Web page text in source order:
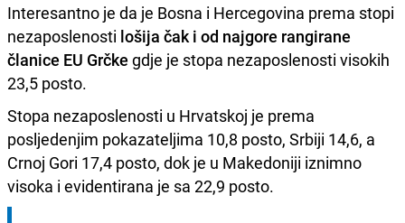
Interesantno je da je Bosna i Hercegovina prema stopi
nezaposlenosti lošija čak i od najgore rangirane
članice EU Grčke gdje je stopa nezaposlenosti visokih
23,5 posto.
Stopa nezaposlenosti u Hrvatskoj je prema
posljedenjim pokazateljima 10,8 posto, Srbiji 14,6, a
Crnoj Gori 17,4 posto, dok je u Makedoniji iznimno
visoka i evidentirana je sa 22,9 posto.